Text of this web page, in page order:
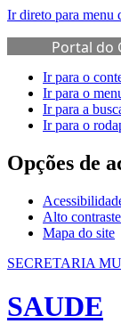
Ir direto para menu
Portal do
de
Ir para o
Ir para o
Ir para a
Ir para o
Opções de
Alto contraste
Mapa do site
SECRETARIA
SAUDE